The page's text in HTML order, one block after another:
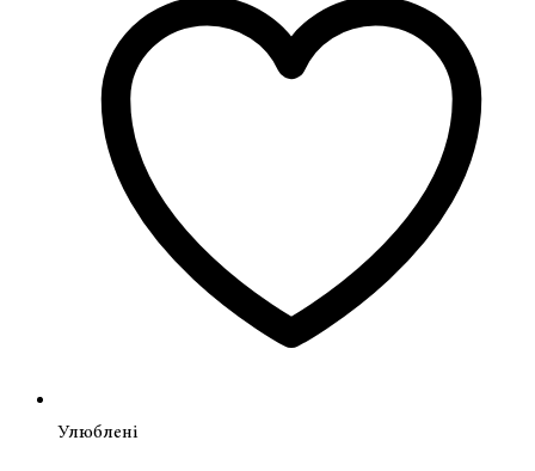
Улюблені